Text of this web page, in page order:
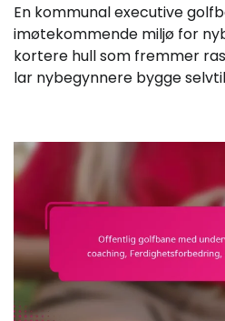
En kommunal executive
imøtekommende miljø for
kortere hull som fremmer
lar nybegynnere bygge